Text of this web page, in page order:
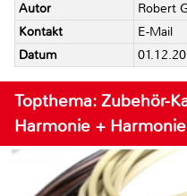
Autor
Robert
Kontakt
E-Mail
Datum
Topthema: Zubehör-
Harmonie +